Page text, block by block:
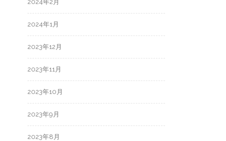
2024年2月
2024年1月
2023年12月
2023年11月
2023年10月
2023年9月
2023年8月